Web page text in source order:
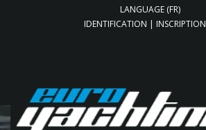
LANGUAGE (FR)
IDENTIFICATION | INSCRIPTION